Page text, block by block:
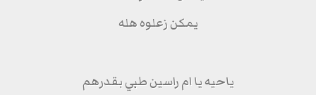
يمكن زعلوه هله
ياحيه يا ام راسين طبي بقدرهم